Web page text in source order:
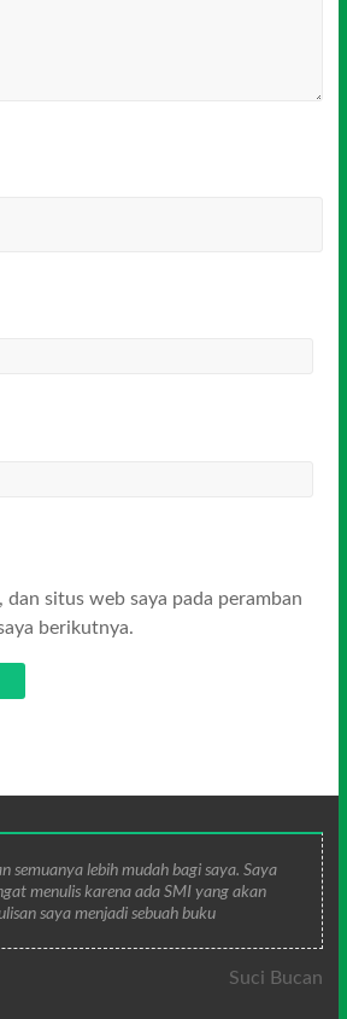
dan situs web saya pada peramban
berikutnya.
semuanya lebih mudah bagi saya. Saya
menulis karena ada SMI yang akan
saya menjadi sebuah buku
Suci Bucan